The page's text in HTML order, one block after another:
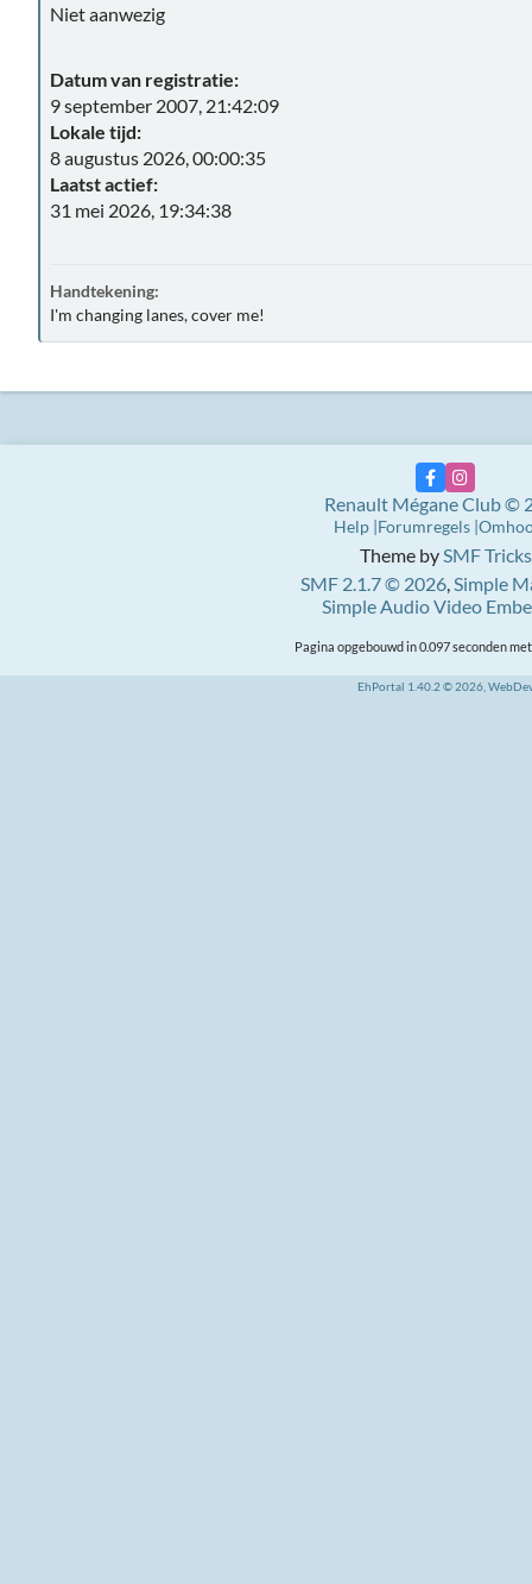
Niet aanwezig
Datum van registratie:
9 september 2007, 21:42:09
Lokale tijd:
8 augustus 2026, 00:00:35
Laatst actief:
31 mei 2026, 19:34:38
Handtekening:
I'm changing lanes, cover me!
Theme bySMF Tricks
SMF 2.1.7 © 2026,Simple
Simple Audio Video
Renault Mégane Club ©
Help Forumregels
Pagina opgebouwd in 0.097 seconden
EhPortal 1.40.2 © 2026,